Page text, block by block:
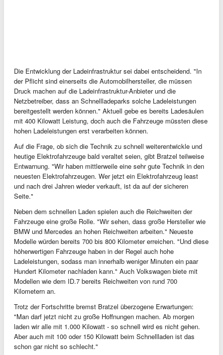
Die Entwicklung der Ladeinfrastruktur sei dabei entscheidend. "In
der Pflicht sind einerseits die Automobilhersteller, die müssen
Druck machen auf die Ladeinfrastruktur-Anbieter und die
Netzbetreiber, dass an Schnellladeparks solche Ladeleistungen
bereitgestellt werden können." Aktuell gebe es bereits Ladesäulen
mit 400 Kilowatt Leistung, doch auch die Fahrzeuge müssten diese
hohen Ladeleistungen erst verarbeiten können.
Auf die Frage, ob sich die Technik zu schnell weiterentwickle und
heutige Elektrofahrzeuge bald veraltet seien, gibt Bratzel teilweise
Entwarnung. "Wir haben mittlerweile eine sehr gute Technik in den
neuesten Elektrofahrzeugen. Wer jetzt ein Elektrofahrzeug least
und nach drei Jahren wieder verkauft, ist da auf der sicheren
Seite."
Neben dem schnellen Laden spielen auch die Reichweiten der
Fahrzeuge eine große Rolle. "Wir sehen, dass große Hersteller wie
BMW und Mercedes an hohen Reichweiten arbeiten." Neueste
Modelle würden bereits 700 bis 800 Kilometer erreichen. "Und diese
höherwertigen Fahrzeuge haben in der Regel auch hohe
Ladeleistungen, sodass man innerhalb weniger Minuten ein paar
Hundert Kilometer nachladen kann." Auch Volkswagen biete mit
Modellen wie dem ID.7 bereits Reichweiten von rund 700
Kilometern an.
Trotz der Fortschritte bremst Bratzel überzogene Erwartungen:
"Man darf jetzt nicht zu große Hoffnungen machen. Ab morgen
laden wir alle mit 1.000 Kilowatt - so schnell wird es nicht gehen.
Aber auch mit 100 oder 150 Kilowatt beim Schnellladen ist das
schon gar nicht so schlecht."